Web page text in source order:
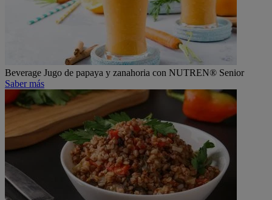
Beverage Jugo de papaya y zanahoria con NUTREN® Senior
Saber más